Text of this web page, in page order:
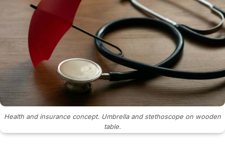
Health and insurance concept. Umbrella and stethoscope on wooden
table.